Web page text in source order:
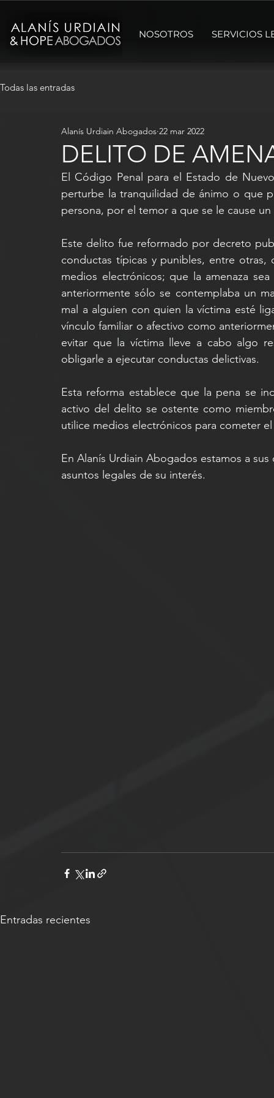
NOSOTROS SERVICIOS
Todas las entradas
DELITO DE
Alanís Urdiain Abogados 22 mar 2022
El Código Penal para el Estado de
perturbe la tranquilidad de ánimo o que
persona, por el temor a que se le cause
Este delito fue reformado por decreto
conductas típicas y punibles, entre otras,
medios electrónicos; que la amenaza
anteriormente sólo se contemplaba un
mal a alguien con quien la víctima esté
vínculo familiar o afectivo como
evitar que la víctima lleve a cabo algo
obligarle a ejecutar conductas delictivas.
Esta reforma establece que la pena se
activo del delito se ostente como
utilice medios electrónicos para cometer
En Alanís Urdiain Abogados estamos a
asuntos legales de su interés.
Entradas recientes